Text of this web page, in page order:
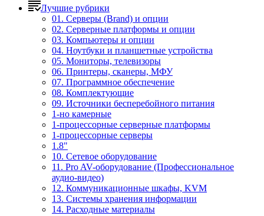
Лучшие рубрики
01. Серверы (Brand) и опции
02. Серверные платформы и опции
03. Компьютеры и опции
04. Ноутбуки и планшетные устройства
05. Мониторы, телевизоры
06. Принтеры, сканеры, МФУ
07. Программное обеспечение
08. Комплектующие
09. Источники бесперебойного питания
1-но камерные
1-процессорные серверные платформы
1-процессорные серверы
1.8"
10. Сетевое оборудование
11. Pro AV-оборудование (Профессиональное
аудио-видео)
12. Коммуникационные шкафы, KVM
13. Системы хранения информации
14. Расходные материалы